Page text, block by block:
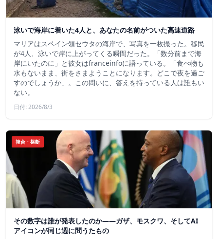
泳いで海岸に着いた4人と、あなたの名前がついた高速道路
マリアはスペイン領セウタの海岸で、写真を一枚撮った。移民
が4人、泳いで岸に上がってくる瞬間だった。「数分前まで海
岸にいたのに」と彼女はfranceinfoに語っている。「食べ物も
水もないまま、街をさまようことになります。どこで夜を過ご
すのでしょうか」。この問いに、答えを持っている人は誰もい
ない。
日付: 2026/8/3
複合・横断
その数字は誰が発表したのか——ガザ、モスクワ、そしてAI
アイコンが同じ週に問うたもの